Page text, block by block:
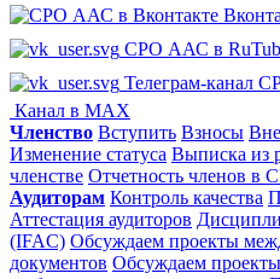
СРО ААС в
Телеграм-канал
Канал в MAX
Членство Вступить Взносы
Изменение статуса Выписка из
членстве Отчетность членов
Аудиторам Контроль качества
Аттестация аудиторов
(IFAC) Обсуждаем проекты
документов Обсуждаем